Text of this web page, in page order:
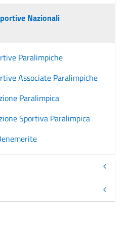
Nazionali
Paralimpiche
Associate Paralimpiche
Paralimpica
Sportiva Paralimpica